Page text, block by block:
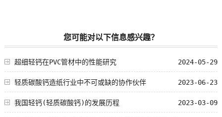
您可能对以下信息感兴趣？
2024-05-29
超细轻钙在PVC管材中的性能研究
2023-06-23
轻质碳酸钙造纸行业中不可或缺的协作伙伴
2023-03-09
我国轻钙(轻质碳酸钙)的发展历程